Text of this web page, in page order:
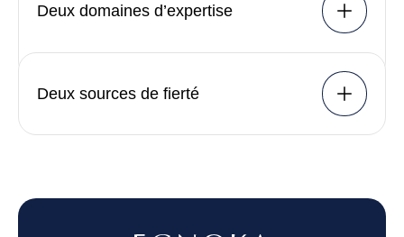
Deux domaines d’expertise
Deux sources de fierté